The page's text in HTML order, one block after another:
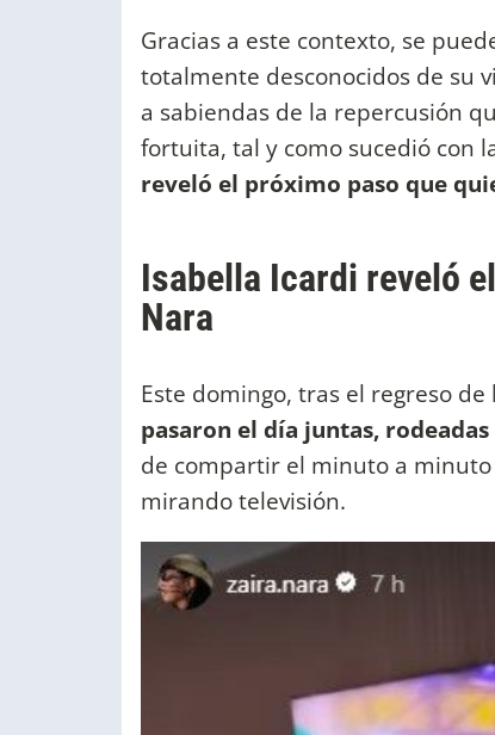
Gracias a este contexto, se
totalmente desconocidos de su
a sabiendas de la repercusión
fortuita, tal y como sucedió con
reveló el próximo paso que
Isabella Icardi reveló
Nara
Este domingo, tras el regreso
pasaron el día juntas, rodeadas
de compartir el minuto a
mirando televisión.